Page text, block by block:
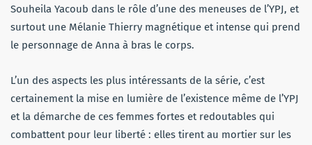
Souheila Yacoub dans le rôle d’une des meneuses de l’YPJ, et
surtout une Mélanie Thierry magnétique et intense qui prend
le personnage de Anna à bras le corps.
L’un des aspects les plus intéressants de la série, c’est
certainement la mise en lumière de l’existence même de l’YPJ
et la démarche de ces femmes fortes et redoutables qui
combattent pour leur liberté : elles tirent au mortier sur les